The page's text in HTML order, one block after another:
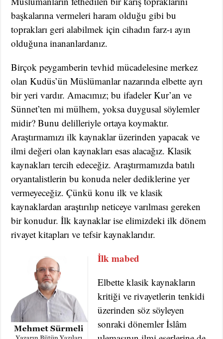
başkalarına vermeleri haram olduğu gibi bu
toprakları geri alabilmek için cihadın farz-ı ayın
olduğuna inananlardanız.
Birçok peygamberin tevhid mücadelesine merkez
olan Kudüs’ün Müslümanlar nazarında elbette ayrı
bir yeri vardır. Amacımız; bu ifadeler Kur’an ve
Sünnet’ten mi mülhem, yoksa duygusal söylemler
midir? Bunu delilleriyle ortaya koymaktır.
Araştırmamızı ilk kaynaklar üzerinden yapacak ve
ilmi değeri olan kaynakları esas alacağız. Klasik
kaynakları tercih edeceğiz. Araştırmamızda batılı
oryantalistlerin bu konuda neler dediklerine yer
vermeyeceğiz. Çünkü konu ilk ve klasik
kaynaklardan araştırılıp neticeye varılması gereken
bir konudur. İlk kaynaklar ise elimizdeki ilk dönem
rivayet kitapları ve tefsir kaynaklarıdır.
İlk mabed
Elbette klasik kaynakların
kritiği ve rivayetlerin tenkidi
üzerinden söz söyleyen
sonraki dönemler İslâm